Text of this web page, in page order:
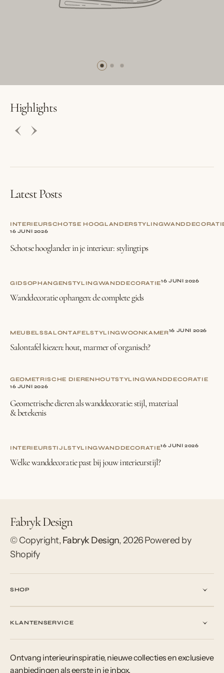
BUTTON LABELBUTTON LABEL
Highlights
Latest Posts
INTERIEURSCHOTSE HOOGLANDERSTYLING
16 JUNI 2026
Schotse hooglander in je interieur: stylingtips
GIDSOPHANGENSTYLINGWANDDECORATIE16 JUNI 2026
Wanddecoratie ophangen: de complete gids
MEUBELSSALONTAFELSTYLINGWOONKAMER16 JUNI 2026
Salontafel kiezen: hout, marmer of organisch?
GEOMETRISCHE DIERENHOUTSTYLINGWANDDECORATIE
16 JUNI 2026
Geometrische dieren als wanddecoratie: stijl, materiaal
& betekenis
INTERIEURSTIJLSTYLINGWANDDECORATIE16 JUNI 2026
Welke wanddecoratie past bij jouw interieurstijl?
Fabryk Design
© Copyright,Fabryk Design,2026Powered by
Shopify
SHOP
KLANTENSERVICE
Ontvang interieurinspiratie, nieuwe collecties en exclusieve
aanbiedingen als eerste in je inbox.